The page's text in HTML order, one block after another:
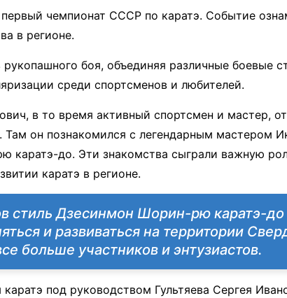
чемпионат СССР по каратэ. Событие
в регионе.
рукопашного боя, объединяя различные боевые
среди спортсменов и любителей.
в то время активный спортсмен и мастер,
Там он познакомился с легендарным мастером
каратэ-до. Эти знакомства сыграли важную
каратэ в регионе.
стиль Дзесинмон Шорин-рю каратэ-до
и развиваться на территории
больше участников и энтузиастов.
под руководством Гультяева Сергея